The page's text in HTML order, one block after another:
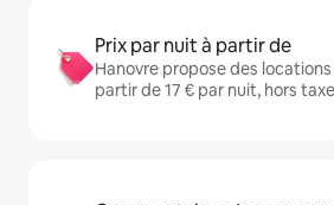
Prix par nuit à partir de
Hanovre propose des
partir de 17 € par nuit, hors